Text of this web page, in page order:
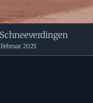
Februar 2025